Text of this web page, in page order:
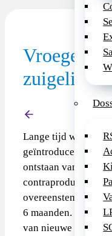
Vroege
Lange tijd werd
geïntroduceerd in
ontstaan van
contraproductief
overeenstemming:
6 maanden.
van nieuwe